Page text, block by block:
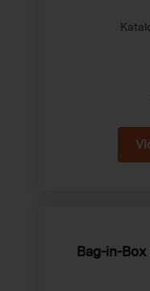
Bag-in-